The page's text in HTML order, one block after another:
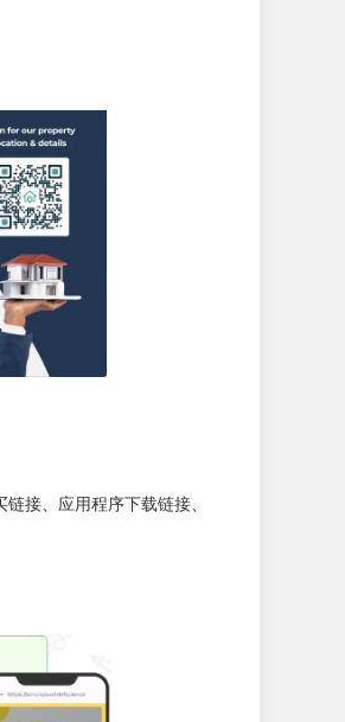
接、应用程序下载链接、